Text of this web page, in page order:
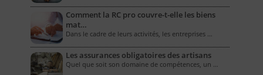
Comment la RC pro couvre-t-elle les biens
mat…
Dans le cadre de leurs activités, les entreprises …
Les assurances obligatoires des artisans
Quel que soit son domaine de compétences, un …